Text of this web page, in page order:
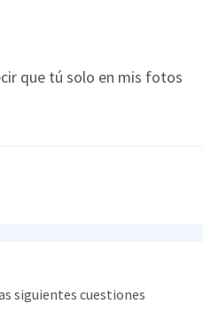
que tú solo en mis fotos
siguientes cuestiones